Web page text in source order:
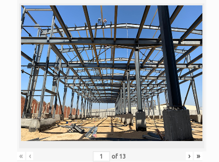
« ‹ of 13 › »